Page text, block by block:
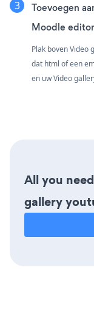
Toevoegen
Moodle editor
Plak boven
dat html of een
en uw Video
All you
gallery